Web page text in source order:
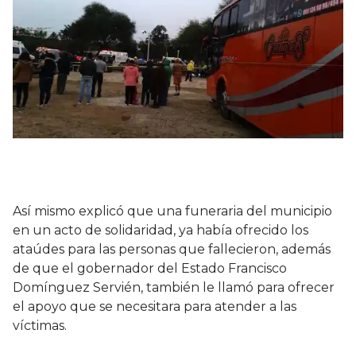
Así mismo explicó que una funeraria del municipio
en un acto de solidaridad, ya había ofrecido los
ataúdes para las personas que fallecieron, además
de que el gobernador del Estado Francisco
Domínguez Servién, también le llamó para ofrecer
el apoyo que se necesitara para atender a las
víctimas.